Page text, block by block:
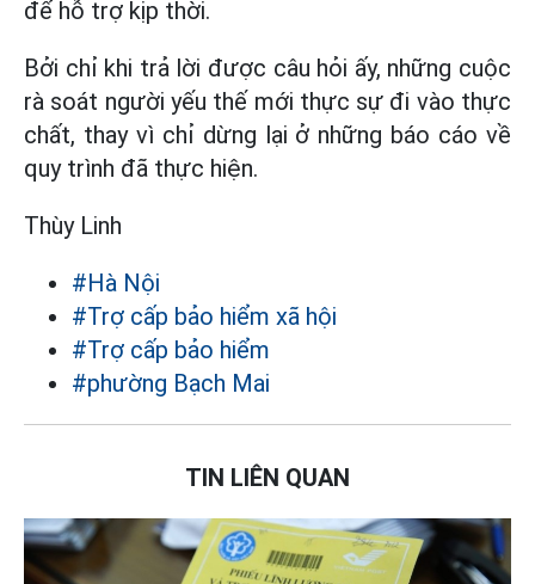
để hỗ trợ kịp thời.
Bởi chỉ khi trả lời được câu hỏi ấy, những cuộc
rà soát người yếu thế mới thực sự đi vào thực
chất, thay vì chỉ dừng lại ở những báo cáo về
quy trình đã thực hiện.
Thùy Linh
#Hà Nội
#Trợ cấp bảo hiểm xã hội
#Trợ cấp bảo hiểm
#phường Bạch Mai
TIN LIÊN QUAN